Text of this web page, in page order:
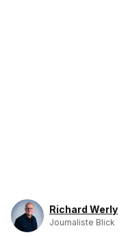
Richard Werly
Journaliste Blick